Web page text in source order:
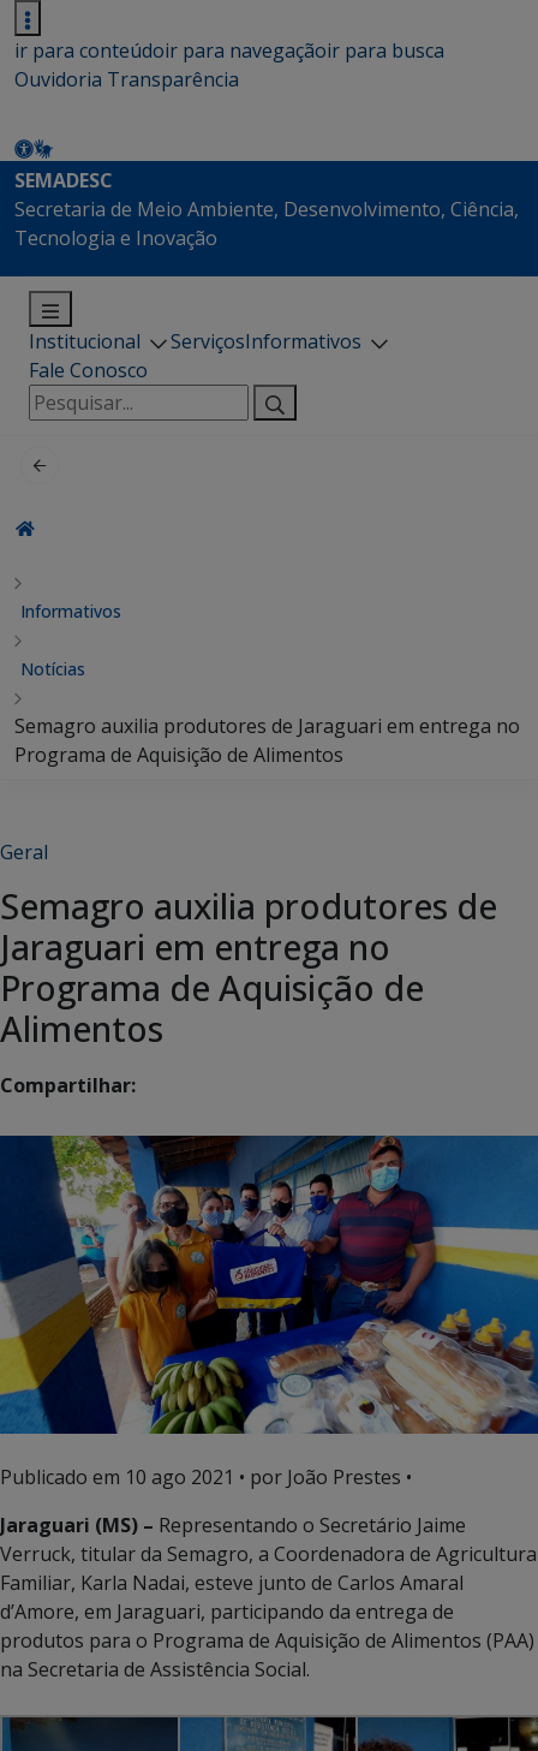
ir para conteúdoir para navegaçãoir para busca
Ouvidoria Transparência
SEMADESC
Secretaria de Meio Ambiente, Desenvolvimento, Ciência,
Tecnologia e Inovação
Institucional ServiçosInformativos
Fale Conosco
Pesquisar
por:
Informativos
Notícias
Semagro auxilia produtores de Jaraguari em entrega no
Programa de Aquisição de Alimentos
Geral
Semagro auxilia produtores de
Jaraguari em entrega no
Programa de Aquisição de
Alimentos
Compartilhar:
Publicado em 10 ago 2021 • por João Prestes •
Jaraguari (MS) – Representando o Secretário Jaime
Verruck, titular da Semagro, a Coordenadora de Agricultura
Familiar, Karla Nadai, esteve junto de Carlos Amaral
d’Amore, em Jaraguari, participando da entrega de
produtos para o Programa de Aquisição de Alimentos (PAA)
na Secretaria de Assistência Social.